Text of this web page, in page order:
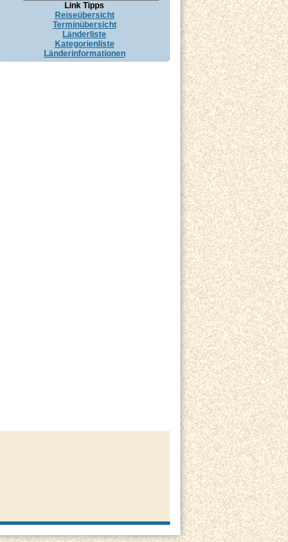
Link Tipps
Reiseübersicht
Terminübersicht
Länderliste
Kategorienliste
Länderinformationen